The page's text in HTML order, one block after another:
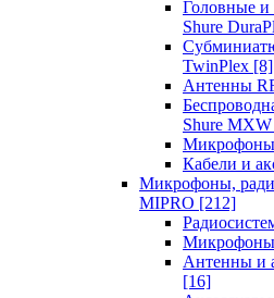
Головные
Shure
TwinPlex [8]
Антенны
Shure
Микрофоны
Кабели и
Микрофоны,
MIPRO [212]
Антенны и
[16]